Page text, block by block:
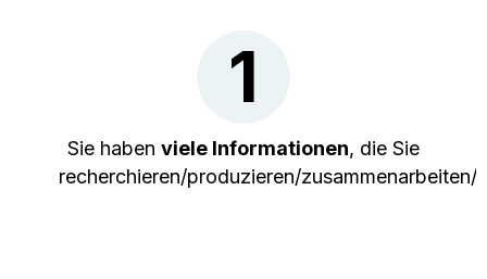
1
Sie haben viele Informationen, die Sie
recherchieren/produzieren/zusammenarbeiten/